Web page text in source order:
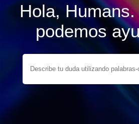
Hola,
podemos